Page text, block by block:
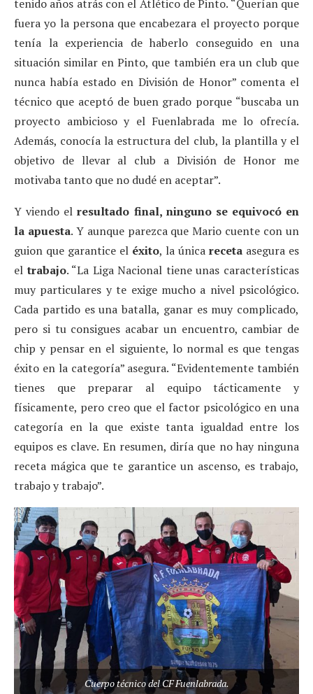
tenido años atrás con el Atlético de Pinto. “Querían que
fuera yo la persona que encabezara el proyecto porque
tenía la experiencia de haberlo conseguido en una
situación similar en Pinto, que también era un club que
nunca había estado en División de Honor” comenta el
técnico que aceptó de buen grado porque “buscaba un
proyecto ambicioso y el Fuenlabrada me lo ofrecía.
Además, conocía la estructura del club, la plantilla y el
objetivo de llevar al club a División de Honor me
motivaba tanto que no dudé en aceptar”.
Y viendo elresultado final, ninguno se equivocó en
la apuesta. Y aunque parezca que Mario cuente con un
guion que garantice el éxito, la única receta asegura es
eltrabajo. “La Liga Nacional tiene unas características
muy particulares y te exige mucho a nivel psicológico.
Cada partido es una batalla, ganar es muy complicado,
pero si tu consigues acabar un encuentro, cambiar de
chip y pensar en el siguiente, lo normal es que tengas
éxito en la categoría” asegura. “Evidentemente también
tienes que preparar al equipo tácticamente y
físicamente, pero creo que el factor psicológico en una
categoría en la que existe tanta igualdad entre los
equipos es clave. En resumen, diría que no hay ninguna
receta mágica que te garantice un ascenso, es trabajo,
trabajo y trabajo”.
Cuerpo técnico del CF Fuenlabrada.